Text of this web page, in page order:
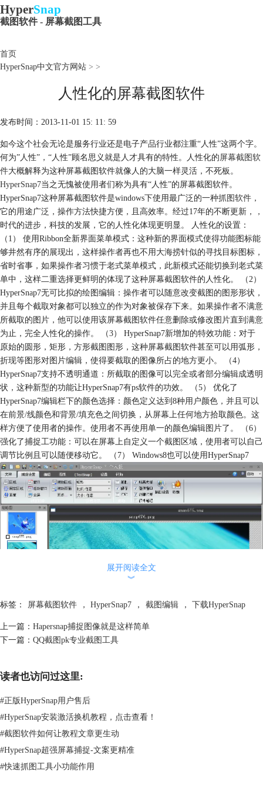
HyperSnap
截图软件 - 屏幕截图工具
首页
HyperSnap中文官方网站 > >
人性化的屏幕截图软件
发布时间：2013-11-01 15: 11: 59
如今这个社会无论是服务行业还是电子产品行业都注重“人性”这两个字。
何为”人性”，“人性”顾名思义就是人才具有的特性。人性化的屏幕截图软
件大概解释为这种屏幕截图软件就像人的大脑一样灵活，不死板。
HyperSnap7当之无愧被使用者们称为具有“人性”的屏幕截图软件。
HyperSnap7这种屏幕截图软件是windows下使用最广泛的一种抓图软件 ，
它的用途广泛，操作方法快捷方便，且高效率。经过17年的不断更新，，
时代的进步，科技的发展，它的人性化体现更明显。 人性化的设置：
（1） 使用Ribbon全新界面菜单模式：这种新的界面模式使得功能图标能
够井然有序的展现出，这样操作者再也不用大海捞针似的寻找目标图标，
省时省事，如果操作者习惯于老式菜单模式，此新模式还能切换到老式菜
单中，这样二重选择更鲜明的体现了这种屏幕截图软件的人性化。 （2）
HyperSnap7无可比拟的绘图编辑：操作者可以随意改变截图的图形形状，
并且每个截取对象都可以独立的作为对象被保存下来。如果操作者不满意
所截取的图片，他可以使用该屏幕截图软件任意删除或修改图片直到满意
为止，完全人性化的操作。 （3） HyperSnap7新增加的特效功能：对于
原始的圆形，矩形，方形截图图形，这种屏幕截图软件甚至可以用弧形，
折现等图形对图片编辑，使得要截取的图像所占的地方更小。 （4）
HyperSnap7支持不透明通道：所截取的图像可以完全或者部分编辑成透明
状，这种新型的功能让HyperSnap7有ps软件的功效。 （5） 优化了
HyperSnap7编辑栏下的颜色选择：颜色定义达到8种用户颜色，并且可以
在前景/线颜色和背景/填充色之间切换，从屏幕上任何地方拾取颜色。这
样方便了使用者的操作。使用者不再使用单一的颜色编辑图片了。 （6）
强化了捕捉工功能：可以在屏幕上自定义一个截图区域，使用者可以自己
调节比例且可以随便移动它。 （7） Windows8也可以使用HyperSnap7
新的HyperSnap7屏幕截图软件弥补了HyperSnap不足的同时，还很用心的
展开阅读全文
︾
标签： 屏幕截图软件 ， HyperSnap7 ， 截图编辑 ， 下载HyperSnap
上一篇： Hapersnap捕捉图像就是这样简单
下一篇： QQ截图pk专业截图工具
读者也访问过这里:
#正版HyperSnap用户售后
#HyperSnap安装激活换机教程，点击查看！
#截图软件如何让教程文章更生动
#HyperSnap超强屏幕捕捉-文案更精准
#快速抓图工具小功能作用